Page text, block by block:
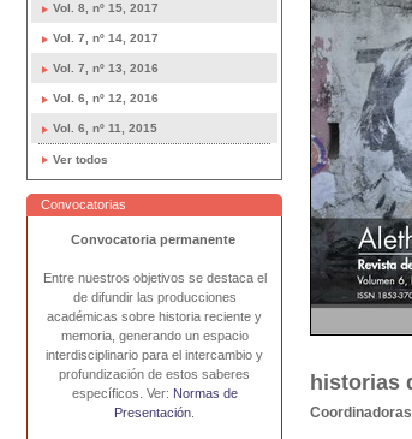
Vol. 8, nº 15, 2017
Vol. 7, nº 14, 2017
Vol. 7, nº 13, 2016
Vol. 6, nº 12, 2016
Vol. 6, nº 11, 2015
Ver todos
Convocatorias
Convocatoria permanente
Entre nuestros objetivos se destaca el
de difundir las producciones
académicas sobre historia reciente y
memoria, generando un espacio
interdisciplinario para el intercambio y
profundización de estos saberes
específicos. Ver: Normas de
Presentación
historias
Coordinadoras